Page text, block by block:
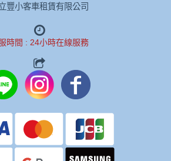
豐小客車租賃有限公司
時間 : 24小時在線服務